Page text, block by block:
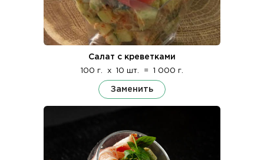
Салат с креветками
100 г. x 10 шт. = 1 000 г.
Заменить